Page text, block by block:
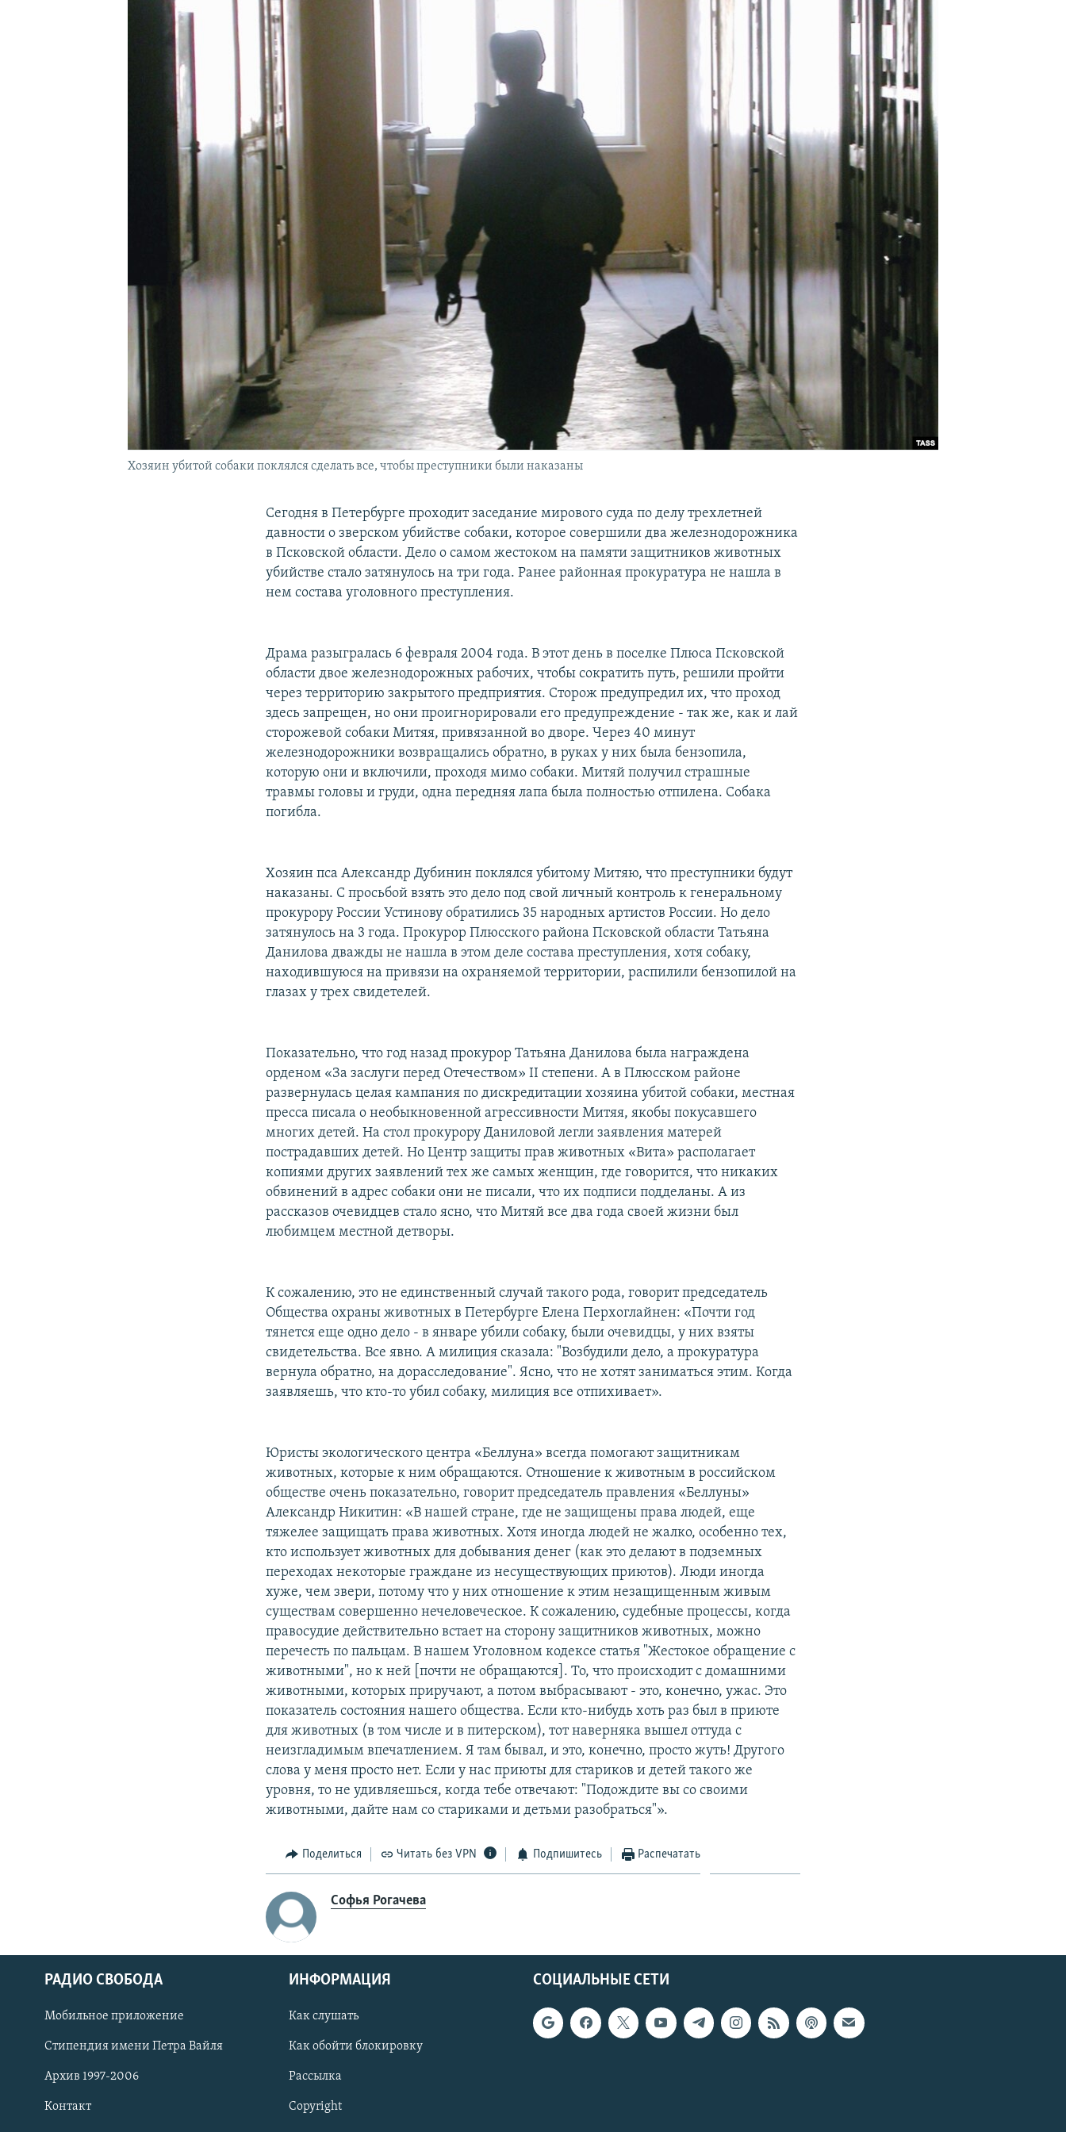
ПОДПИШИТЕСЬ НА РАССЫЛКУ
СОЦИАЛЬНЫЕ СЕТИ
Хозяин убитой собаки поклялся сделать все, чтобы преступники были наказаны
Сегодня в Петербурге проходит заседание мирового суда по делу трехлетней
давности о зверском убийстве собаки, которое совершили два железнодорожника
в Псковской области. Дело о самом жестоком на памяти защитников животных
убийстве стало затянулось на три года. Ранее районная прокуратура не нашла в
нем состава уголовного преступления.
Драма разыгралась 6 февраля 2004 года. В этот день в поселке Плюса Псковской
области двое железнодорожных рабочих, чтобы сократить путь, решили пройти
через территорию закрытого предприятия. Сторож предупредил их, что проход
здесь запрещен, но они проигнорировали его предупреждение - так же, как и лай
сторожевой собаки Митяя, привязанной во дворе. Через 40 минут
железнодорожники возвращались обратно, в руках у них была бензопила,
которую они и включили, проходя мимо собаки. Митяй получил страшные
травмы головы и груди, одна передняя лапа была полностью отпилена. Собака
погибла.
Хозяин пса Александр Дубинин поклялся убитому Митяю, что преступники будут
наказаны. С просьбой взять это дело под свой личный контроль к генеральному
прокурору России Устинову обратились 35 народных артистов России. Но дело
затянулось на 3 года. Прокурор Плюсского района Псковской области Татьяна
Данилова дважды не нашла в этом деле состава преступления, хотя собаку,
находившуюся на привязи на охраняемой территории, распилили бензопилой на
глазах у трех свидетелей.
Показательно, что год назад прокурор Татьяна Данилова была награждена
орденом «За заслуги перед Отечеством» II степени. А в Плюсском районе
развернулась целая кампания по дискредитации хозяина убитой собаки, местная
пресса писала о необыкновенной агрессивности Митяя, якобы покусавшего
многих детей. На стол прокурору Даниловой легли заявления матерей
пострадавших детей. Но Центр защиты прав животных «Вита» располагает
копиями других заявлений тех же самых женщин, где говорится, что никаких
обвинений в адрес собаки они не писали, что их подписи подделаны. А из
рассказов очевидцев стало ясно, что Митяй все два года своей жизни был
любимцем местной детворы.
К сожалению, это не единственный случай такого рода, говорит председатель
Общества охраны животных в Петербурге Елена Перхоглайнен: «Почти год
тянется еще одно дело - в январе убили собаку, были очевидцы, у них взяты
свидетельства. Все явно. А милиция сказала: "Возбудили дело, а прокуратура
вернула обратно, на дорасследование". Ясно, что не хотят заниматься этим. Когда
заявляешь, что кто-то убил собаку, милиция все отпихивает».
Юристы экологического центра «Беллуна» всегда помогают защитникам
животных, которые к ним обращаются. Отношение к животным в российском
обществе очень показательно, говорит председатель правления «Беллуны»
Александр Никитин: «В нашей стране, где не защищены права людей, еще
тяжелее защищать права животных. Хотя иногда людей не жалко, особенно тех,
кто использует животных для добывания денег (как это делают в подземных
переходах некоторые граждане из несуществующих приютов). Люди иногда
хуже, чем звери, потому что у них отношение к этим незащищенным живым
существам совершенно нечеловеческое. К сожалению, судебные процессы, когда
правосудие действительно встает на сторону защитников животных, можно
перечесть по пальцам. В нашем Уголовном кодексе статья "Жестокое обращение с
животными", но к ней [почти не обращаются]. То, что происходит с домашними
животными, которых приручают, а потом выбрасывают - это, конечно, ужас. Это
показатель состояния нашего общества. Если кто-нибудь хоть раз был в приюте
для животных (в том числе и в питерском), тот наверняка вышел оттуда с
неизгладимым впечатлением. Я там бывал, и это, конечно, просто жуть! Другого
слова у меня просто нет. Если у нас приюты для стариков и детей такого же
уровня, то не удивляешься, когда тебе отвечают: "Подождите вы со своими
животными, дайте нам со стариками и детьми разобраться"».
Поделиться Читать без VPN Подпишитесь Распечатать
Софья Рогачева
СОЦИАЛЬНЫЕ СЕТИ
РАДИО СВОБОДА
Мобильное приложение
Стипендия имени Петра Вайля
Архив 1997-2006
Контакт
ИНФОРМАЦИЯ
Как слушать
Как обойти блокировку
Рассылка
Copyright